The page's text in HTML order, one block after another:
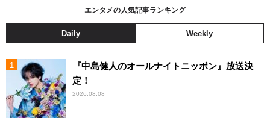
エンタメの人気記事ランキング
Daily Weekly
『中島健人のオールナイトニッポン』放送決
定！
2026.08.08